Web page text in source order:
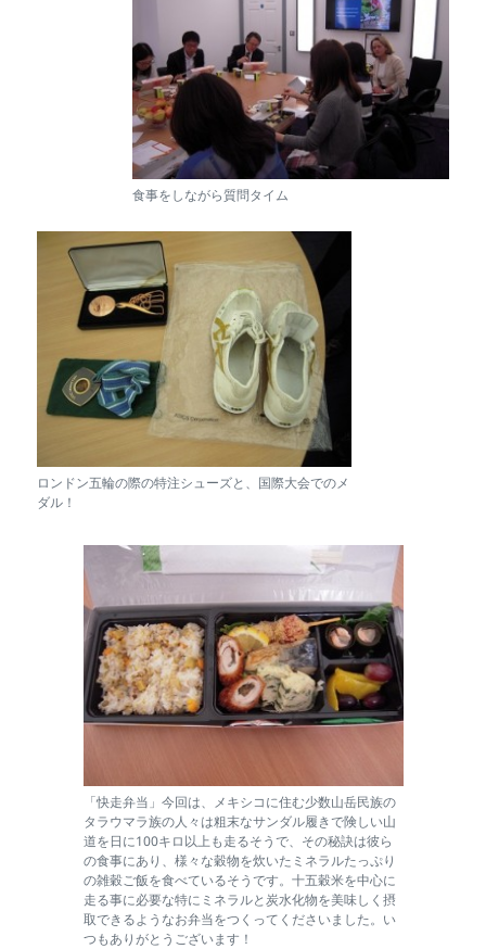
食事をしながら質問タイム
ロンドン五輪の際の特注シューズと、国際大会でのメ
ダル！
「快走弁当」今回は、メキシコに住む少数山岳民族の
タラウマラ族の人々は粗末なサンダル履きで険しい山
道を日に100キロ以上も走るそうで、その秘訣は彼ら
の食事にあり、様々な穀物を炊いたミネラルたっぷり
の雑穀ご飯を食べているそうです。十五穀米を中心に
走る事に必要な特にミネラルと炭水化物を美味しく摂
取できるようなお弁当をつくってくださいました。い
つもありがとうございます！